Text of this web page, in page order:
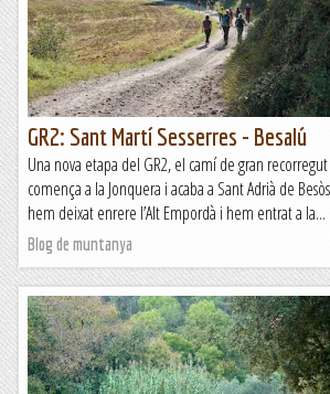
GR2: Sant Martí Sesserres - Besalú
Una nova etapa del GR2, el camí de gran
comença a la Jonquera i acaba a Sant Adrià de
hem deixat enrere l’Alt Empordà i hem entrat a la...
Blog de muntanya